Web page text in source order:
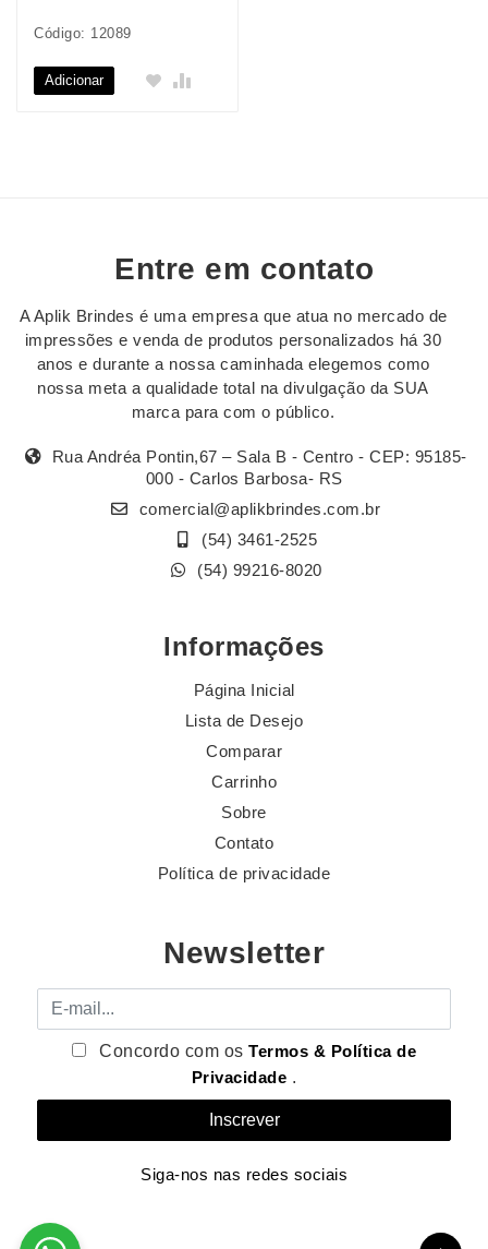
Código: 12089
Adicionar
Entre em contato
A Aplik Brindes é uma empresa que atua no mercado de
impressões e venda de produtos personalizados há 30
anos e durante a nossa caminhada elegemos como
nossa meta a qualidade total na divulgação da SUA
marca para com o público.
Rua Andréa Pontin,67 – Sala B - Centro - CEP: 95185-
000 - Carlos Barbosa- RS
comercial@aplikbrindes.com.br
(54) 3461-2525
(54) 99216-8020
Informações
Página Inicial
Lista de Desejo
Comparar
Carrinho
Sobre
Contato
Política de privacidade
Newsletter
E-mail
Concordo com osTermos & Política de
Privacidade .
Siga-nos nas redes sociais